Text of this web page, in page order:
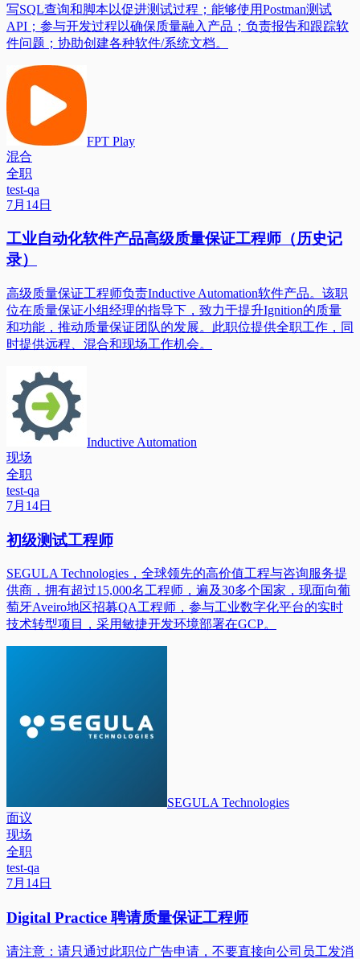
写SQL查询和脚本以促进测试过程；能够使用Postman测试
API；参与开发过程以确保质量融入产品；负责报告和跟踪软
件问题；协助创建各种软件/系统文档。
FPT Play
混合
全职
test-qa
7月14日
工业自动化软件产品高级质量保证工程师（历史记
录）
高级质量保证工程师负责Inductive Automation软件产品。该职
位在质量保证小组经理的指导下，致力于提升Ignition的质量
和功能，推动质量保证团队的发展。此职位提供全职工作，同
时提供远程、混合和现场工作机会。
Inductive Automation
现场
全职
test-qa
7月14日
初级测试工程师
SEGULA Technologies，全球领先的高价值工程与咨询服务提
供商，拥有超过15,000名工程师，遍及30多个国家，现面向葡
萄牙Aveiro地区招募QA工程师，参与工业数字化平台的实时
技术转型项目，采用敏捷开发环境部署在GCP。
SEGULA Technologies
面议
现场
全职
test-qa
7月14日
Digital Practice 聘请质量保证工程师
请注意：请只通过此职位广告申请，不要直接向公司员工发消